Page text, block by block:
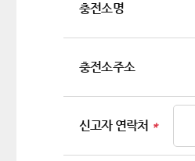
충전소명
충전소주소
신고자 연락처 *